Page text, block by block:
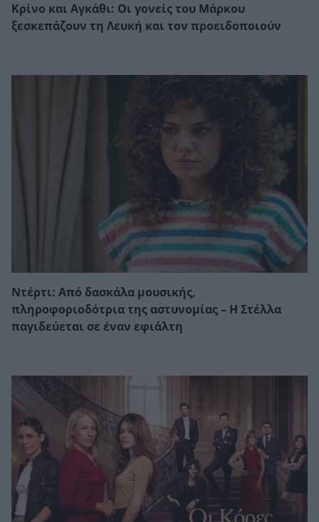
Κρίνο και Αγκάθι: Οι γονείς του Μάρκου
ξεσκεπάζουν τη Λευκή και τον προειδοποιούν
Ντέρτι: Από δασκάλα μουσικής,
πληροφοριοδότρια της αστυνομίας – Η Στέλλα
παγιδεύεται σε έναν εφιάλτη